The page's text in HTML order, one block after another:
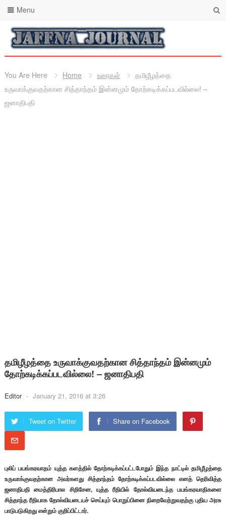
Menu
You Are Here Home உரைகள்
தமிழீழத்தை
உருவாக்குவதற்கான சித்தாந்தம் இன்னமும் தோற்கடிக்கப்படவில்லை! –
ஜனாதிபதி
தமிழீழத்தை உருவாக்குவதற்கான சித்தாந்தம் இன்னமும்
தோற்கடிக்கப்படவில்லை! – ஜனாதிபதி
Editor - January 21, 2016 at 3:26
Tweet on Twitter Share on Facebook
புலிப் பயங்கரவாதம் யுத்த களத்தில் தோற்கடிக்கப்பட்டபோதும் இந்த நாட்டில் தமிழீழத்தை
உருவாக்குவதற்கான அவர்களது சித்தாந்தம் தோற்கடிக்கப்படவில்லை எனத் தெரிவித்த
ஜனாதிபதி மைத்திரிபால சிறிசேன, யுத்த ரீதியில் தோல்வியடைந்த பயங்கரவாதிகளை
சித்தாந்த ரீதியாக தோல்வியடையச் செய்யும் பொறுப்பினை நிறைவேற்றுவதற்கு புதிய அரசு
பாடுபடுகிறது என்றும் குறிப்பிட்டார்.